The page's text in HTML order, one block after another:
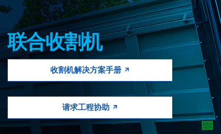
DESIGN TOOLS
CONTACT
购买地点
按型号划分的产品
REQUEST A QUOTE
联合收割机
收割机解决方案手册
请求工程协助